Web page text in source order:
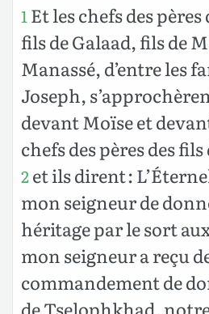
1 Et les chefs des
fils de Galaad, fils de
Manassé, d’entre les
Joseph,
devant Moïse et
chefs des pères des
2et ils dirent :
mon seigneur de
héritage par le sort
mon seigneur a reçu
commandement de
de Tselophkhad,